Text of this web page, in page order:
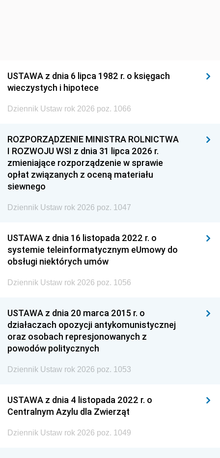
USTAWA z dnia 6 lipca 1982 r. o księgach
wieczystych i hipotece
Dziennik Ustaw rok 2026 poz. 1066
ROZPORZĄDZENIE MINISTRA ROLNICTWA
I ROZWOJU WSI z dnia 31 lipca 2026 r.
zmieniające rozporządzenie w sprawie
opłat związanych z oceną materiału
siewnego
Dziennik Ustaw rok 2026 poz. 1047
USTAWA z dnia 16 listopada 2022 r. o
systemie teleinformatycznym eUmowy do
obsługi niektórych umów
Dziennik Ustaw rok 2026 poz. 1056
USTAWA z dnia 20 marca 2015 r. o
działaczach opozycji antykomunistycznej
oraz osobach represjonowanych z
powodów politycznych
Dziennik Ustaw rok 2026 poz. 1053
USTAWA z dnia 4 listopada 2022 r. o
Centralnym Azylu dla Zwierząt
Dziennik Ustaw rok 2026 poz. 1049